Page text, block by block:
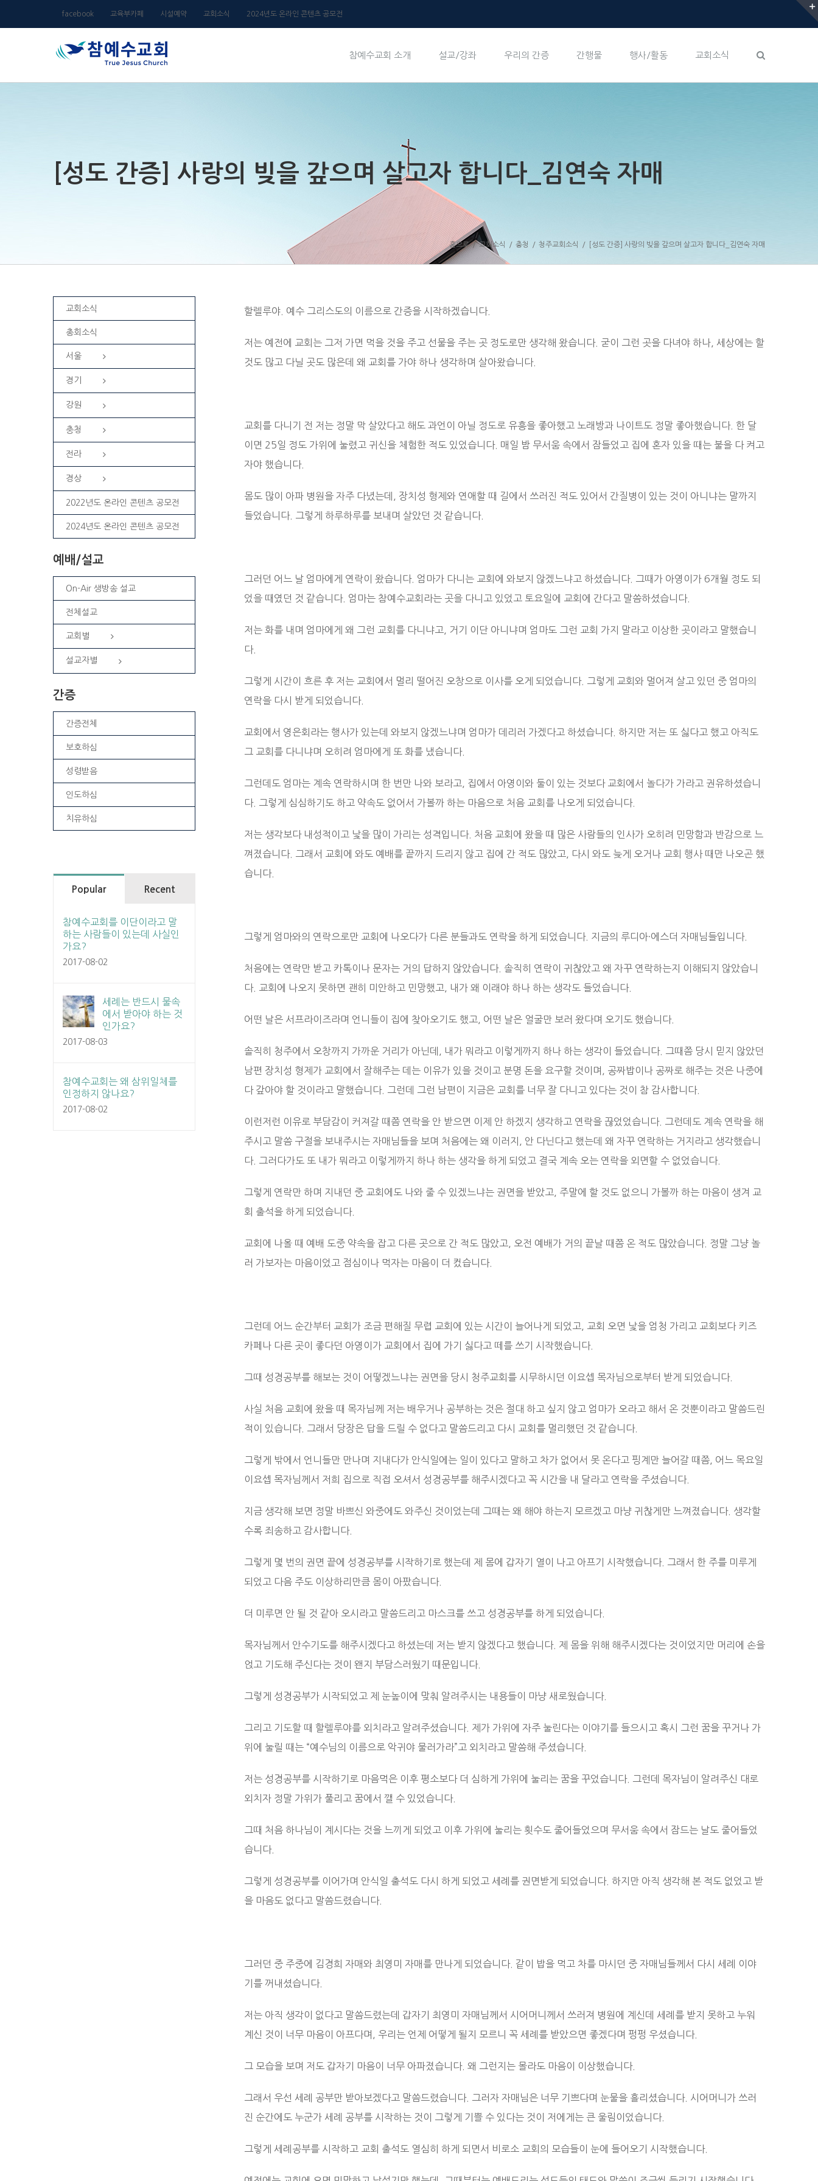
to
facebook 교육부카페 시설예약 교회소식 2024년도 온라인 콘텐츠 공모전
참예수교회 소개 설교/강좌 우리의 간증 간행물 행사/활동 교회소식
[성도 간증] 사랑의 빚을 갚으며 살고자 합니다_김연숙 자매
홈으로 / 교회소식 / 충청 / 청주교회소식 / [성도 간증] 사랑의 빚을 갚으며 살고자 합니다_김연숙 자매
할렐루야. 예수 그리스도의 이름으로 간증을 시작하겠습니다.
저는 예전에 교회는 그저 가면 먹을 것을 주고 선물을 주는 곳 정도로만 생각해 왔습니다. 굳이 그런 곳을 다녀야 하나, 세상에는 할
것도 많고 다닐 곳도 많은데 왜 교회를 가야 하나 생각하며 살아왔습니다.
교회를 다니기 전 저는 정말 막 살았다고 해도 과언이 아닐 정도로 유흥을 좋아했고 노래방과 나이트도 정말 좋아했습니다. 한 달
이면 25일 정도 가위에 눌렸고 귀신을 체험한 적도 있었습니다. 매일 밤 무서움 속에서 잠들었고 집에 혼자 있을 때는 불을 다 켜고
자야 했습니다.
몸도 많이 아파 병원을 자주 다녔는데, 장치성 형제와 연애할 때 길에서 쓰러진 적도 있어서 간질병이 있는 것이 아니냐는 말까지
들었습니다. 그렇게 하루하루를 보내며 살았던 것 같습니다.
그러던 어느 날 엄마에게 연락이 왔습니다. 엄마가 다니는 교회에 와보지 않겠느냐고 하셨습니다. 그때가 아영이가 6개월 정도 되
었을 때였던 것 같습니다. 엄마는 참예수교회라는 곳을 다니고 있었고 토요일에 교회에 간다고 말씀하셨습니다.
저는 화를 내며 엄마에게 왜 그런 교회를 다니냐고, 거기 이단 아니냐며 엄마도 그런 교회 가지 말라고 이상한 곳이라고 말했습니
다.
그렇게 시간이 흐른 후 저는 교회에서 멀리 떨어진 오창으로 이사를 오게 되었습니다. 그렇게 교회와 멀어져 살고 있던 중 엄마의
연락을 다시 받게 되었습니다.
교회에서 영은회라는 행사가 있는데 와보지 않겠느냐며 엄마가 데리러 가겠다고 하셨습니다. 하지만 저는 또 싫다고 했고 아직도
그 교회를 다니냐며 오히려 엄마에게 또 화를 냈습니다.
그런데도 엄마는 계속 연락하시며 한 번만 나와 보라고, 집에서 아영이와 둘이 있는 것보다 교회에서 놀다가 가라고 권유하셨습니
다. 그렇게 심심하기도 하고 약속도 없어서 가볼까 하는 마음으로 처음 교회를 나오게 되었습니다.
저는 생각보다 내성적이고 낯을 많이 가리는 성격입니다. 처음 교회에 왔을 때 많은 사람들의 인사가 오히려 민망함과 반감으로 느
껴졌습니다. 그래서 교회에 와도 예배를 끝까지 드리지 않고 집에 간 적도 많았고, 다시 와도 늦게 오거나 교회 행사 때만 나오곤 했
습니다.
그렇게 엄마와의 연락으로만 교회에 나오다가 다른 분들과도 연락을 하게 되었습니다. 지금의 루디아·에스더 자매님들입니다.
처음에는 연락만 받고 카톡이나 문자는 거의 답하지 않았습니다. 솔직히 연락이 귀찮았고 왜 자꾸 연락하는지 이해되지 않았습니
다. 교회에 나오지 못하면 괜히 미안하고 민망했고, 내가 왜 이래야 하나 하는 생각도 들었습니다.
어떤 날은 서프라이즈라며 언니들이 집에 찾아오기도 했고, 어떤 날은 얼굴만 보러 왔다며 오기도 했습니다.
솔직히 청주에서 오창까지 가까운 거리가 아닌데, 내가 뭐라고 이렇게까지 하나 하는 생각이 들었습니다. 그때쯤 당시 믿지 않았던
남편 장치성 형제가 교회에서 잘해주는 데는 이유가 있을 것이고 분명 돈을 요구할 것이며, 공짜밥이나 공짜로 해주는 것은 나중에
다 갚아야 할 것이라고 말했습니다. 그런데 그런 남편이 지금은 교회를 너무 잘 다니고 있다는 것이 참 감사합니다.
이런저런 이유로 부담감이 커져갈 때쯤 연락을 안 받으면 이제 안 하겠지 생각하고 연락을 끊었었습니다. 그런데도 계속 연락을 해
주시고 말씀 구절을 보내주시는 자매님들을 보며 처음에는 왜 이러지, 안 다닌다고 했는데 왜 자꾸 연락하는 거지라고 생각했습니
다. 그러다가도 또 내가 뭐라고 이렇게까지 하나 하는 생각을 하게 되었고 결국 계속 오는 연락을 외면할 수 없었습니다.
그렇게 연락만 하며 지내던 중 교회에도 나와 줄 수 있겠느냐는 권면을 받았고, 주말에 할 것도 없으니 가볼까 하는 마음이 생겨 교
회 출석을 하게 되었습니다.
교회에 나올 때 예배 도중 약속을 잡고 다른 곳으로 간 적도 많았고, 오전 예배가 거의 끝날 때쯤 온 적도 많았습니다. 정말 그냥 놀
러 가보자는 마음이었고 점심이나 먹자는 마음이 더 컸습니다.
그런데 어느 순간부터 교회가 조금 편해질 무렵 교회에 있는 시간이 늘어나게 되었고, 교회 오면 낯을 엄청 가리고 교회보다 키즈
카페나 다른 곳이 좋다던 아영이가 교회에서 집에 가기 싫다고 떼를 쓰기 시작했습니다.
그때 성경공부를 해보는 것이 어떻겠느냐는 권면을 당시 청주교회를 시무하시던 이요셉 목자님으로부터 받게 되었습니다.
사실 처음 교회에 왔을 때 목자님께 저는 배우거나 공부하는 것은 절대 하고 싶지 않고 엄마가 오라고 해서 온 것뿐이라고 말씀드린
적이 있습니다. 그래서 당장은 답을 드릴 수 없다고 말씀드리고 다시 교회를 멀리했던 것 같습니다.
그렇게 밖에서 언니들만 만나며 지내다가 안식일에는 일이 있다고 말하고 차가 없어서 못 온다고 핑계만 늘어갈 때쯤, 어느 목요일
이요셉 목자님께서 저희 집으로 직접 오셔서 성경공부를 해주시겠다고 꼭 시간을 내 달라고 연락을 주셨습니다.
지금 생각해 보면 정말 바쁘신 와중에도 와주신 것이었는데 그때는 왜 해야 하는지 모르겠고 마냥 귀찮게만 느껴졌습니다. 생각할
수록 죄송하고 감사합니다.
그렇게 몇 번의 권면 끝에 성경공부를 시작하기로 했는데 제 몸에 갑자기 열이 나고 아프기 시작했습니다. 그래서 한 주를 미루게
되었고 다음 주도 이상하리만큼 몸이 아팠습니다.
더 미루면 안 될 것 같아 오시라고 말씀드리고 마스크를 쓰고 성경공부를 하게 되었습니다.
목자님께서 안수기도를 해주시겠다고 하셨는데 저는 받지 않겠다고 했습니다. 제 몸을 위해 해주시겠다는 것이었지만 머리에 손을
얹고 기도해 주신다는 것이 왠지 부담스러웠기 때문입니다.
그렇게 성경공부가 시작되었고 제 눈높이에 맞춰 알려주시는 내용들이 마냥 새로웠습니다.
그리고 기도할 때 할렐루야를 외치라고 알려주셨습니다. 제가 가위에 자주 눌린다는 이야기를 들으시고 혹시 그런 꿈을 꾸거나 가
위에 눌릴 때는 “예수님의 이름으로 악귀야 물러가라”고 외치라고 말씀해 주셨습니다.
저는 성경공부를 시작하기로 마음먹은 이후 평소보다 더 심하게 가위에 눌리는 꿈을 꾸었습니다. 그런데 목자님이 알려주신 대로
외치자 정말 가위가 풀리고 꿈에서 깰 수 있었습니다.
그때 처음 하나님이 계시다는 것을 느끼게 되었고 이후 가위에 눌리는 횟수도 줄어들었으며 무서움 속에서 잠드는 날도 줄어들었
습니다.
그렇게 성경공부를 이어가며 안식일 출석도 다시 하게 되었고 세례를 권면받게 되었습니다. 하지만 아직 생각해 본 적도 없었고 받
을 마음도 없다고 말씀드렸습니다.
그러던 중 주중에 김경희 자매와 최영미 자매를 만나게 되었습니다. 같이 밥을 먹고 차를 마시던 중 자매님들께서 다시 세례 이야
기를 꺼내셨습니다.
저는 아직 생각이 없다고 말씀드렸는데 갑자기 최영미 자매님께서 시어머니께서 쓰러져 병원에 계신데 세례를 받지 못하고 누워
계신 것이 너무 마음이 아프다며, 우리는 언제 어떻게 될지 모르니 꼭 세례를 받았으면 좋겠다며 펑펑 우셨습니다.
그 모습을 보며 저도 갑자기 마음이 너무 아파졌습니다. 왜 그런지는 몰라도 마음이 이상했습니다.
그래서 우선 세례 공부만 받아보겠다고 말씀드렸습니다. 그러자 자매님은 너무 기쁘다며 눈물을 흘리셨습니다. 시어머니가 쓰러
진 순간에도 누군가 세례 공부를 시작하는 것이 그렇게 기쁠 수 있다는 것이 저에게는 큰 울림이었습니다.
그렇게 세례공부를 시작하고 교회 출석도 열심히 하게 되면서 비로소 교회의 모습들이 눈에 들어오기 시작했습니다.
교회소식
총회소식
서울
경기
강원
충청
전라
경상
2022년도 온라인 콘텐츠 공모전
2024년도 온라인 콘텐츠 공모전
예배/설교
On-Air 생방송 설교
전체설교
교회별
설교자별
간증
간증전체
보호하심
성령받음
인도하심
치유하심
Popular Recent
참예수교회를 이단이라고 말
하는 사람들이 있는데 사실인
가요?
2017-08-02
세례는 반드시 물속
에서 받아야 하는 것
인가요?
2017-08-03
참예수교회는 왜 삼위일체를
인정하지 않나요?
2017-08-02